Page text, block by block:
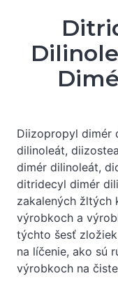
Diizopropyl dimér
dilinoleát,
dimér dilinoleát,
ditridecyl dimér
zakalených žltých
výrobkoch a
týchto šesť
na líčenie, ako sú
výrobkoch na